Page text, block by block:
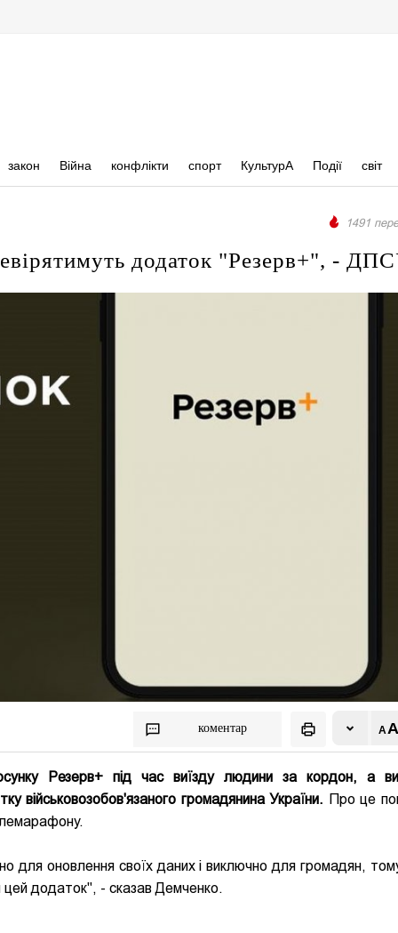
закон Війна конфлікти спорт КультурА Події світ
1491
додаток "Резерв+", -
коментар
Резерв+ під час виїзду людини за кордон, а
військовозобов'язаного громадянина України. Про це
для оновлення своїх даних і виключно для громадян,
цей додаток", - сказав Демченко.